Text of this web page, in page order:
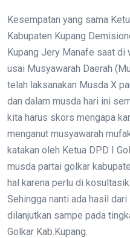
Kesempatan yang sama
Kabupaten Kupang
Kupang Jery Manafe saat di
usai Musyawarah Daerah
telah laksanakan Musda X
dan dalam musda hari ini
kita harus skors mengapa
menganut musyawarah
katakan oleh Ketua DPD I
musda partai golkar
hal karena perlu di
Sehingga nanti ada hasil
dilanjutkan sampe pada
Golkar Kab.Kupang.